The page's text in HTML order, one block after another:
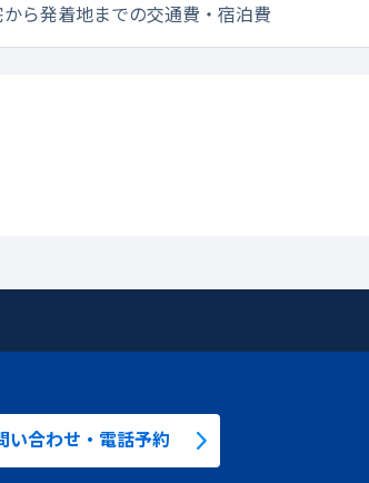
ら発着地までの交通費・宿泊費
い合わせ・電話予約